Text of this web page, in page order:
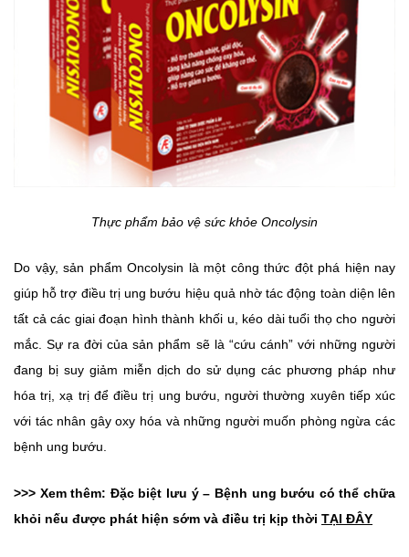
Thực phẩm bảo vệ sức khỏe Oncolysin
Do vậy, sản phẩm Oncolysin là một công thức đột phá hiện nay
giúp hỗ trợ điều trị ung bướu hiệu quả nhờ tác động toàn diện lên
tất cả các giai đoạn hình thành khối u, kéo dài tuổi thọ cho người
mắc. Sự ra đời của sản phẩm sẽ là “cứu cánh” với những người
đang bị suy giảm miễn dịch do sử dụng các phương pháp như
hóa trị, xạ trị để điều trị ung bướu, người thường xuyên tiếp xúc
với tác nhân gây oxy hóa và những người muốn phòng ngừa các
bệnh ung bướu.
>>> Xem thêm: Đặc biệt lưu ý – Bệnh ung bướu có thể chữa
khỏi nếu được phát hiện sớm và điều trị kịp thời TẠI ĐÂY